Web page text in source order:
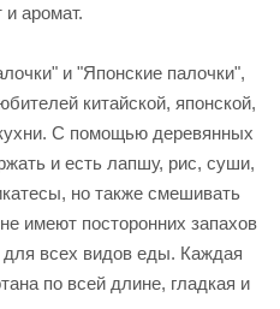
и аромат.
и "Японские палочки",
китайской, японской,
С помощью деревянных
и есть лапшу, рис, суши,
но также смешивать
имеют посторонних запахов
для всех видов еды. Каждая
по всей длине, гладкая и